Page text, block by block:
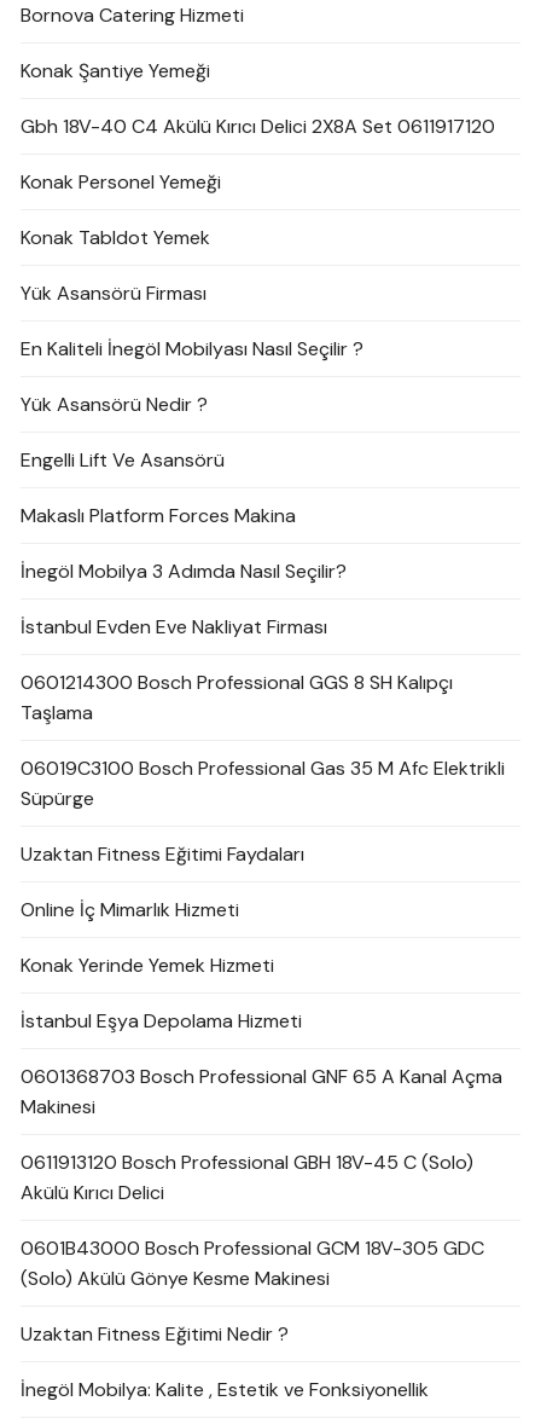
Bornova Catering Hizmeti
Konak Şantiye Yemeği
Gbh 18V-40 C4 Akülü Kırıcı Delici 2X8A Set 0611917120
Konak Personel Yemeği
Konak Tabldot Yemek
Yük Asansörü Firması
En Kaliteli İnegöl Mobilyası Nasıl Seçilir ?
Yük Asansörü Nedir ?
Engelli Lift Ve Asansörü
Makaslı Platform Forces Makina
İnegöl Mobilya 3 Adımda Nasıl Seçilir?
İstanbul Evden Eve Nakliyat Firması
0601214300 Bosch Professional GGS 8 SH Kalıpçı
Taşlama
06019C3100 Bosch Professional Gas 35 M Afc Elektrikli
Süpürge
Uzaktan Fitness Eğitimi Faydaları
Online İç Mimarlık Hizmeti
Konak Yerinde Yemek Hizmeti
İstanbul Eşya Depolama Hizmeti
0601368703 Bosch Professional GNF 65 A Kanal Açma
Makinesi
0611913120 Bosch Professional GBH 18V-45 C (Solo)
Akülü Kırıcı Delici
0601B43000 Bosch Professional GCM 18V-305 GDC
(Solo) Akülü Gönye Kesme Makinesi
Uzaktan Fitness Eğitimi Nedir ?
İnegöl Mobilya: Kalite , Estetik ve Fonksiyonellik